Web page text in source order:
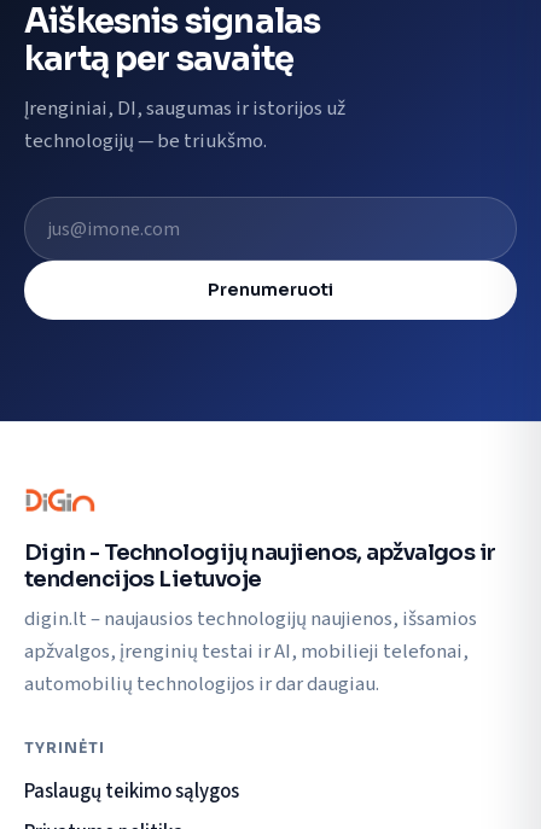
Aiškesnis signalas
kartą per savaitę
Įrenginiai, DI, saugumas ir istorijos už
technologijų — be triukšmo.
El. pašto adresas
Prenumeruoti
Digin - Technologijų naujienos, apžvalgos ir
tendencijos Lietuvoje
digin.lt – naujausios technologijų naujienos, išsamios
apžvalgos, įrenginių testai ir AI, mobilieji telefonai,
automobilių technologijos ir dar daugiau.
TYRINĖTI
Paslaugų teikimo sąlygos